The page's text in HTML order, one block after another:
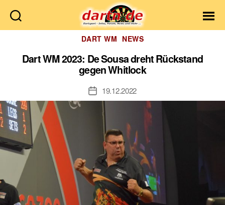
Dartn.de
Kategorien
DART WM NEWS
Dart WM 2023: De Sousa dreht Rückstand
gegen Whitlock
Veröffentlichungsdatum
19.12.2022